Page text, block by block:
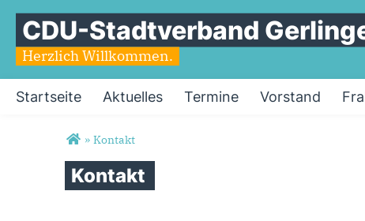
CDU-Stadtverband
Herzlich Willkommen.
Startseite Aktuelles Termine Vorstand
Sie sind hier
» Kontakt
Kontakt